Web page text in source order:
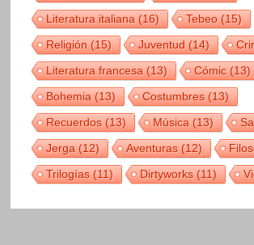
Literatura italiana(16) Tebeo(15)
Religión(15) Juventud(14)
Literatura francesa(13) Cómic(13)
Bohemia(13) Costumbres(13)
Recuerdos(13) Música(13)
Jerga(12) Aventuras(12)
Trilogías(11) Dirtyworks(11)